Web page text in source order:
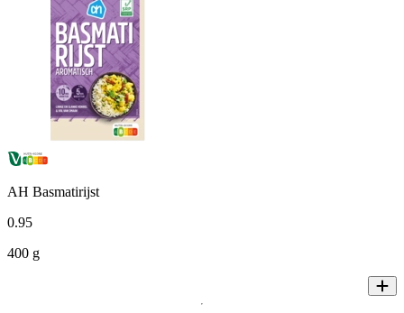
AH Basmatirijst
0.95
400 g